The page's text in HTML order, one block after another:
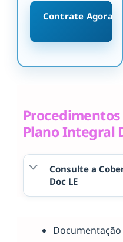
Contrate Agora
Plano Integral
Consulte a
Doc LE